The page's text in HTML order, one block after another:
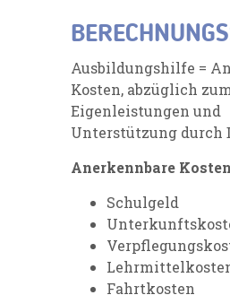
Ausbildungshilfe =
Kosten, abzüglich
Eigenleistungen und
Unterstützung durch
Anerkennbare Kosten
Schulgeld
Fahrtkosten